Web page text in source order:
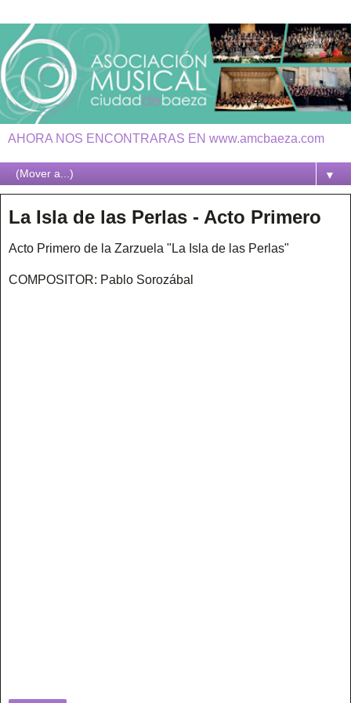
AHORA NOS ENCONTRARAS EN www.amcbaeza.com
▼
La Isla de las Perlas - Acto Primero
Acto Primero de la Zarzuela "La Isla de las Perlas"
COMPOSITOR: Pablo Sorozábal